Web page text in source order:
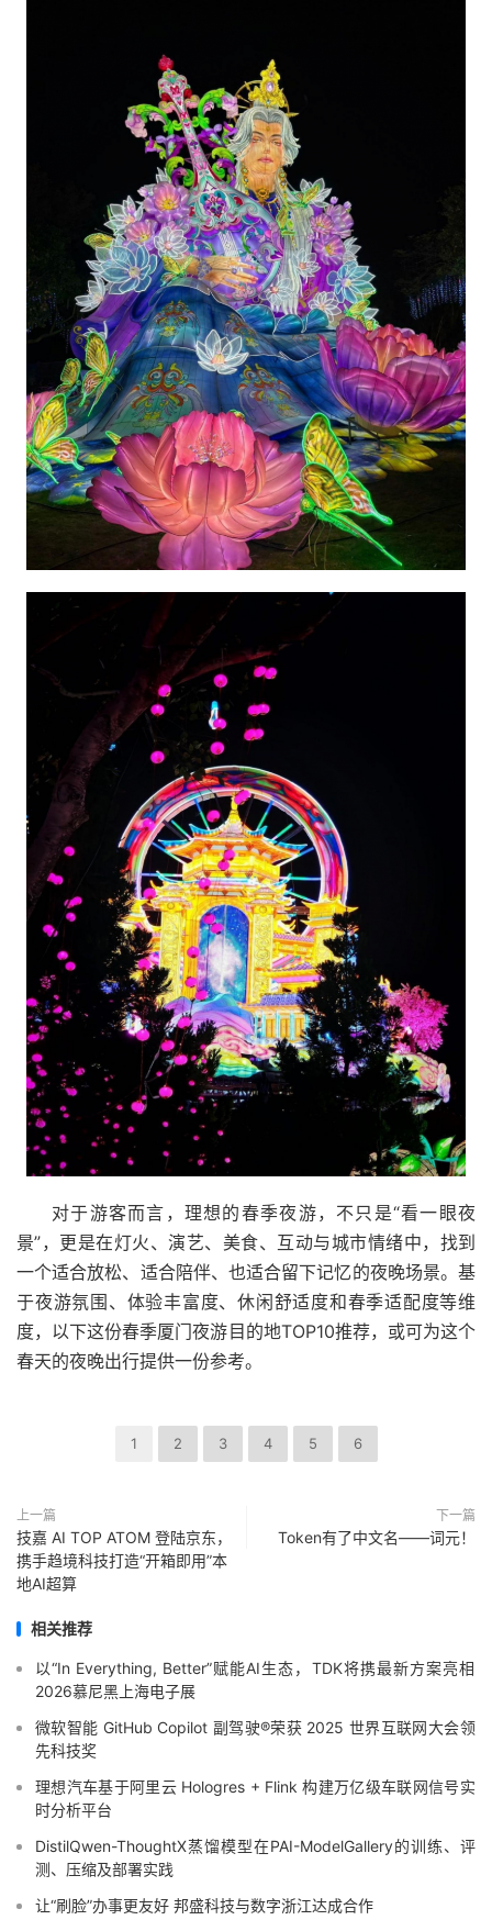
对于游客而言，理想的春季夜游，不只是“看一眼夜
景”，更是在灯火、演艺、美食、互动与城市情绪中，找到
一个适合放松、适合陪伴、也适合留下记忆的夜晚场景。基
于夜游氛围、体验丰富度、休闲舒适度和春季适配度等维
度，以下这份春季厦门夜游目的地TOP10推荐，或可为这个
春天的夜晚出行提供一份参考。
1 2 3 4 5 6
上一篇
技嘉 AI TOP ATOM 登陆京东，
携手趋境科技打造“开箱即用”本
地AI超算
下一篇
Token有了中文名——词元！
相关推荐
以“In Everything, Better”赋能AI生态，TDK将携最新方案亮相
2026慕尼黑上海电子展
微软智能 GitHub Copilot 副驾驶®荣获 2025 世界互联网大会领
先科技奖
理想汽车基于阿里云 Hologres + Flink 构建万亿级车联网信号实
时分析平台
DistilQwen-ThoughtX蒸馏模型在PAI-ModelGallery的训练、评
测、压缩及部署实践
让“刷脸”办事更友好 邦盛科技与数字浙江达成合作